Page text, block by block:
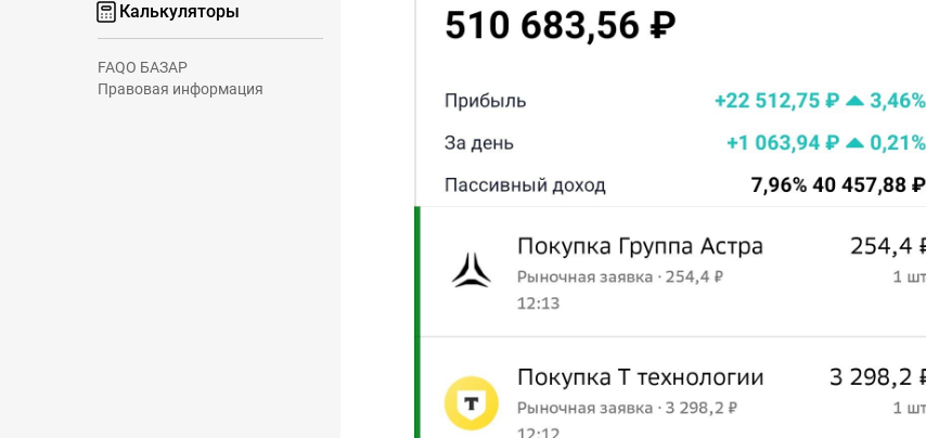
Калькуляторы
FAQО БАЗАР
Правовая информация
#RU000A108G05– 14,22 ₽
купон Группа ЛСР БО 001Р-08
купон НоваБев Групп 002P БО-П07
#RU000A1099A2
купон Полюс ПБО-03
купон Селектел 001P-03R
#RU000A106R95
купон Балтийский лизинг ООО БО-П11
#RU000A108P46– 30,08 ₽
купон АЛРОСА 001Р-01
#RU000A109L49– 141,4 ₽
✅ 1 акция Т-Технологии #T (новая компания в портфеле)
————————————
❗️Не является индивидуальной инвестиционной рекомендацией.